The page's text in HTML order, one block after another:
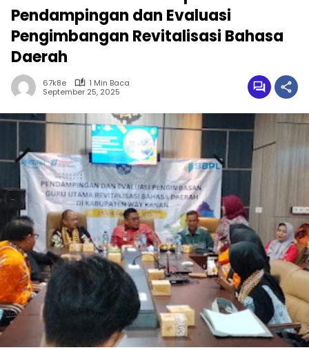
Pendampingan dan Evaluasi
Pengimbangan Revitalisasi Bahasa
Daerah
67k8e
1 Min Baca
September 25, 2025